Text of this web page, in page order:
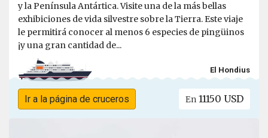
y la Península Antártica. Visite una de la más bellas
exhibiciones de vida silvestre sobre la Tierra. Este viaje
le permitirá conocer al menos 6 especies de pingüinos
¡y una gran cantidad de...
El Hondius
Ir a la página de cruceros En 11150 USD